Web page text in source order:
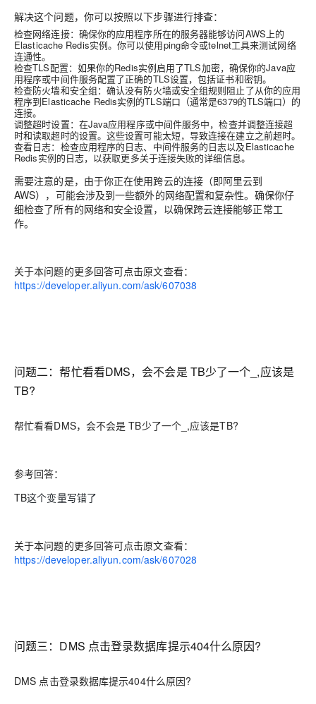
解决这个问题，你可以按照以下步骤进行排查：
检查网络连接：确保你的应用程序所在的服务器能够访问AWS上的
Elasticache Redis实例。你可以使用ping命令或telnet工具来测试网络
连通性。
检查TLS配置：如果你的Redis实例启用了TLS加密，确保你的Java应
用程序或中间件服务配置了正确的TLS设置，包括证书和密钥。
检查防火墙和安全组：确认没有防火墙或安全组规则阻止了从你的应用
程序到Elasticache Redis实例的TLS端口（通常是6379的TLS端口）的
连接。
调整超时设置：在Java应用程序或中间件服务中，检查并调整连接超
时和读取超时的设置。这些设置可能太短，导致连接在建立之前超时。
查看日志：检查应用程序的日志、中间件服务的日志以及Elasticache
Redis实例的日志，以获取更多关于连接失败的详细信息。
需要注意的是，由于你正在使用跨云的连接（即阿里云到
AWS），可能会涉及到一些额外的网络配置和复杂性。确保你仔
细检查了所有的网络和安全设置，以确保跨云连接能够正常工
作。
关于本问题的更多回答可点击原文查看：
https://developer.aliyun.com/ask/607038
问题二：帮忙看看DMS，会不会是 TB少了一个_,应该是
TB?
帮忙看看DMS，会不会是 TB少了一个_,应该是TB?
参考回答：
TB这个变量写错了
关于本问题的更多回答可点击原文查看：
https://developer.aliyun.com/ask/607028
问题三：DMS 点击登录数据库提示404什么原因?
DMS 点击登录数据库提示404什么原因?